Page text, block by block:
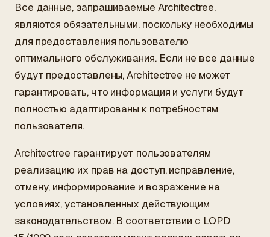
Все данные, запрашиваемые Architectree,
являются обязательными, поскольку необходимы
для предоставления пользователю
оптимального обслуживания. Если не все данные
будут предоставлены, Architectree не может
гарантировать, что информация и услуги будут
полностью адаптированы к потребностям
пользователя.
Architectree гарантирует пользователям
реализацию их прав на доступ, исправление,
отмену, информирование и возражение на
условиях, установленных действующим
законодательством. В соответствии с LOPD